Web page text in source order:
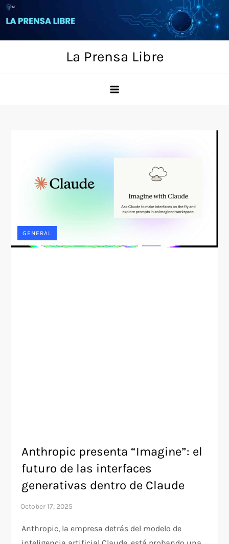
Skip
to
La Prensa Libre
GENERAL
Anthropic presenta “Imagine”: el
futuro de las interfaces
generativas dentro de Claude
Anthropic, la empresa detrás del modelo de